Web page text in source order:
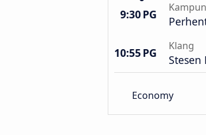
9:30 PG
10:55 PG Klang
Stesen
Economy